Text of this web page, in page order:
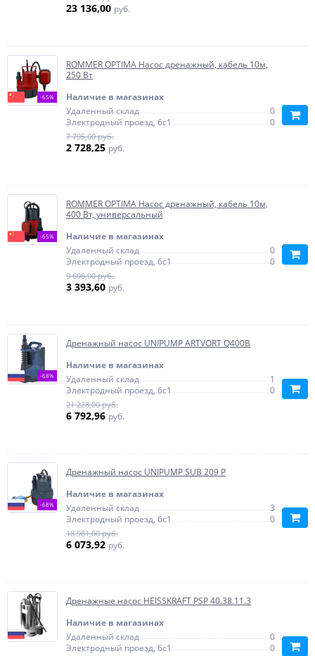
23 136,00 руб.
-65%
ROMMER OPTIMA Насос дренажный, кабель 10м,
250 Вт
Наличие в магазинах
Удаленный склад
0
Электродный проезд, 6с1
0
7 795,00 руб.
2 728,25 руб.
-65%
ROMMER OPTIMA Насос дренажный, кабель 10м,
400 Вт, универсальный
Наличие в магазинах
Удаленный склад
0
Электродный проезд, 6с1
0
9 696,00 руб.
3 393,60 руб.
-68%
Дренажный насос UNIPUMP ARTVORT Q400B
Наличие в магазинах
Удаленный склад
1
Электродный проезд, 6с1
0
21 228,00 руб.
6 792,96 руб.
-68%
Дренажный насос UNIPUMP SUB 209 P
Наличие в магазинах
Удаленный склад
3
Электродный проезд, 6с1
0
18 981,00 руб.
6 073,92 руб.
Дренажные насос HEISSKRAFT PSP 40.38.11.3
Наличие в магазинах
Удаленный склад
0
Электродный проезд, 6с1
0